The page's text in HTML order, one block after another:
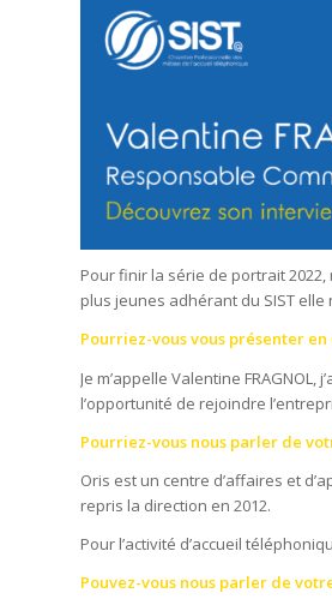
Pour finir la série de portrait
plus jeunes adhérant du SIST
Pourriez-vous vous présenter en
Je m’appelle Valentine
l’opportunité de rejoindre
Pourriez-vous nous parler de
Oris est un centre d’affaires et
repris la direction en 2012.
Pour l’activité d’accueil
Pouvez-vous nous parler de